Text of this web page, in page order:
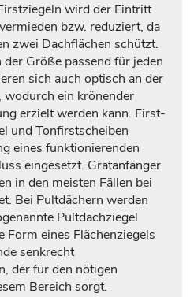
wird der Eintritt
bzw. reduziert, da
zwei Dachflächen schützt.
Größe passend für jeden
sich auch optisch an der
wodurch ein krönender
erzielt werden kann. First-
und Tonfirstscheiben
eines funktionierenden
eingesetzt. Gratanfänger
in den meisten Fällen bei
Bei Pultdächern werden
Pultdachziegel
Form eines Flächenziegels
senkrecht
der für den nötigen
Bereich sorgt.